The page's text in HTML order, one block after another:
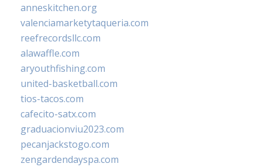
anneskitchen.org
valenciamarketytaqueria.com
reefrecordsllc.com
alawaffle.com
aryouthfishing.com
united-basketball.com
tios-tacos.com
cafecito-satx.com
graduacionviu2023.com
pecanjackstogo.com
zengardendayspa.com